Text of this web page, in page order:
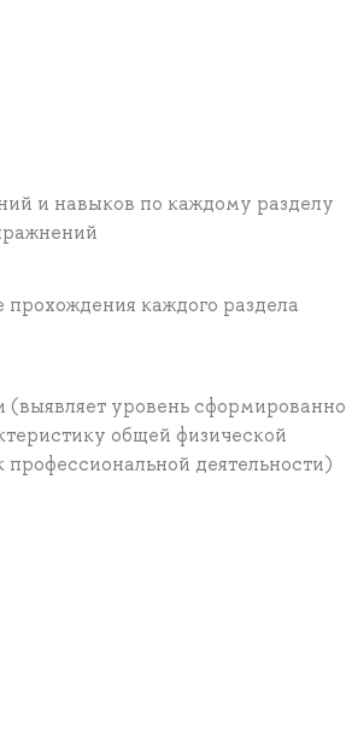
и навыков по каждому разделу
каждого раздела
(выявляет уровень
общей физической
профессиональной деятельности)